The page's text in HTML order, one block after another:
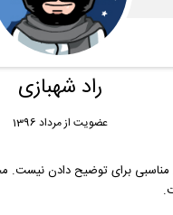
راد شهبازی
عضویت از مرداد 1396
مناسبی برای توضیح دادن نیست.